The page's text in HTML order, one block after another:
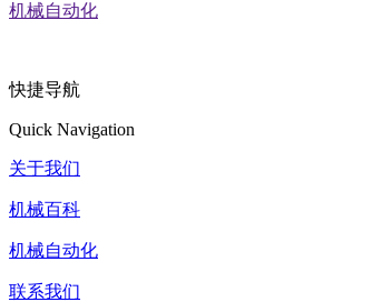
机械自动化
快捷导航
Quick Navigation
关于我们
机械百科
机械自动化
联系我们